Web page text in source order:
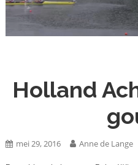
Holland
mei 29, 2016 Anne de Lange